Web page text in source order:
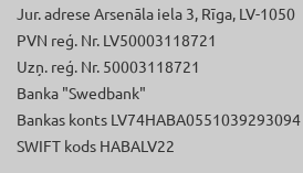
Jur. adrese Arsenāla iela 3, Rīga, LV-1050
PVN reģ. Nr. LV50003118721
Uzņ. reģ. Nr. 50003118721
Banka "Swedbank"
Bankas konts LV74HABA0551039293094
SWIFT kods HABALV22